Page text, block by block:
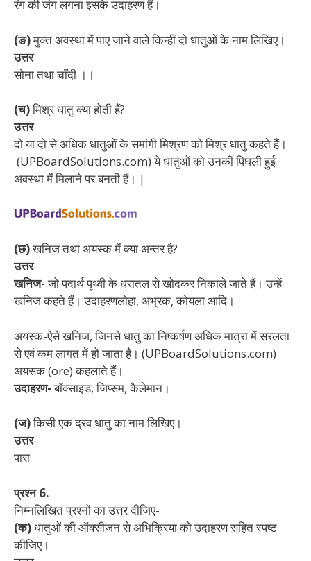
रंग की जंग लगना इसके उदाहरण हैं।
(ङ)मुक्त अवस्था में पाए जाने वाले किन्हीं दो धातुओं के नाम लिखिए।
उत्तर
सोना तथा चाँदी ।।
(च)मिश्र धातु क्या होती हैं?
उत्तर
दो या दो से अधिक धातुओं के समांगी मिश्रण को मिश्र धातु कहते हैं।
(UPBoardSolutions.com) ये धातुओं को उनकी पिघली हुई
अवस्था में मिलाने पर बनती हैं। |
(छ)खनिज तथा अयस्क में क्या अन्तर है?
उत्तर
खनिज-जो पदार्थ पृथ्वी के धरातल से खोदकर निकाले जाते हैं। उन्हें
खनिज कहते हैं। उदाहरणलोहा, अभ्रक, कोयला आदि।
अयस्क-ऐसे खनिज, जिनसे धातु का निष्कर्षण अधिक मात्रा में सरलता
से एवं कम लागत में हो जाता है। (UPBoardSolutions.com)
अयसक (ore) कहलाते हैं।
उदाहरण-बॉक्साइड, जिप्सम, कैलेमान।
(ज)किसी एक द्रव धातु का नाम लिखिए।
उत्तर
पारा
प्रश्न 6.
निम्नलिखित प्रश्नों का उत्तर दीजिए-
(क)धातुओं की ऑक्सीजन से अभिक्रिया को उदाहरण सहित स्पष्ट
कीजिए।